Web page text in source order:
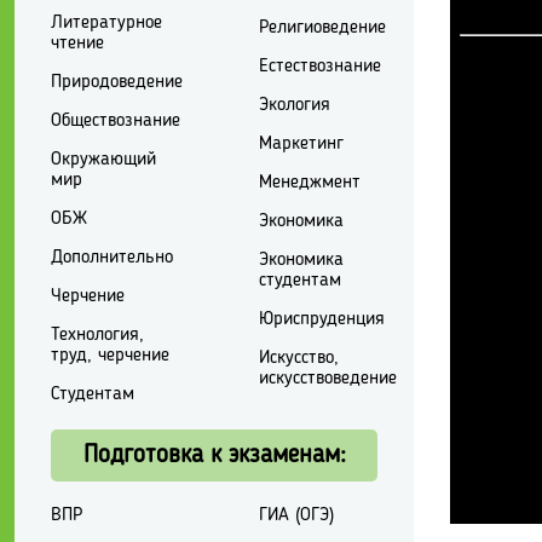
Литературное
чтение
Природоведение
Обществознание
Окружающий
мир
ОБЖ
Дополнительно
Черчение
Технология,
труд, черчение
Студентам
Религиоведение
Естествознание
Экология
Маркетинг
Менеджмент
Экономика
Экономика
студентам
Юриспруденция
Искусство,
искусствоведение
Подготовка к экзаменам:
ВПР
ГИА (ОГЭ)